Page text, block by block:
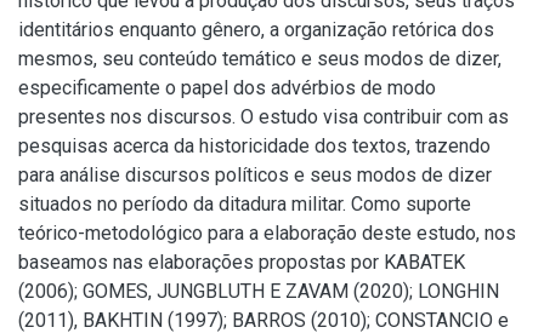
identitários enquanto gênero, a organização retórica dos
mesmos, seu conteúdo temático e seus modos de dizer,
especificamente o papel dos advérbios de modo
presentes nos discursos. O estudo visa contribuir com as
pesquisas acerca da historicidade dos textos, trazendo
para análise discursos políticos e seus modos de dizer
situados no período da ditadura militar. Como suporte
teórico-metodológico para a elaboração deste estudo, nos
baseamos nas elaborações propostas por KABATEK
(2006); GOMES, JUNGBLUTH E ZAVAM (2020); LONGHIN
(2011), BAKHTIN (1997); BARROS (2010); CONSTANCIO e